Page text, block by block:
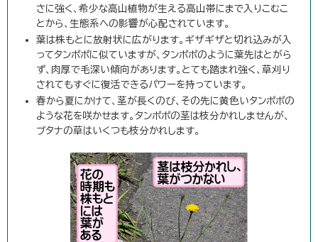
さに強く、希少な高山植物が生える高山帯にまで入りこむこ
とから、生態系への影響が心配されています。
葉は株もとに放射状に広がります。ギザギザと切れ込みが入
ってタンポポに似ていますが、タンポポのように葉先はとがら
ず、肉厚で毛深い傾向があります。とても踏まれ強く、草刈り
されてもすぐに復活できるパワーを持っています。
春から夏にかけて、茎が長くのび、その先に黄色いタンポポの
ような花を咲かせます。タンポポの茎は枝分かれしませんが、
ブタナの草はいくつも枝分かれします。